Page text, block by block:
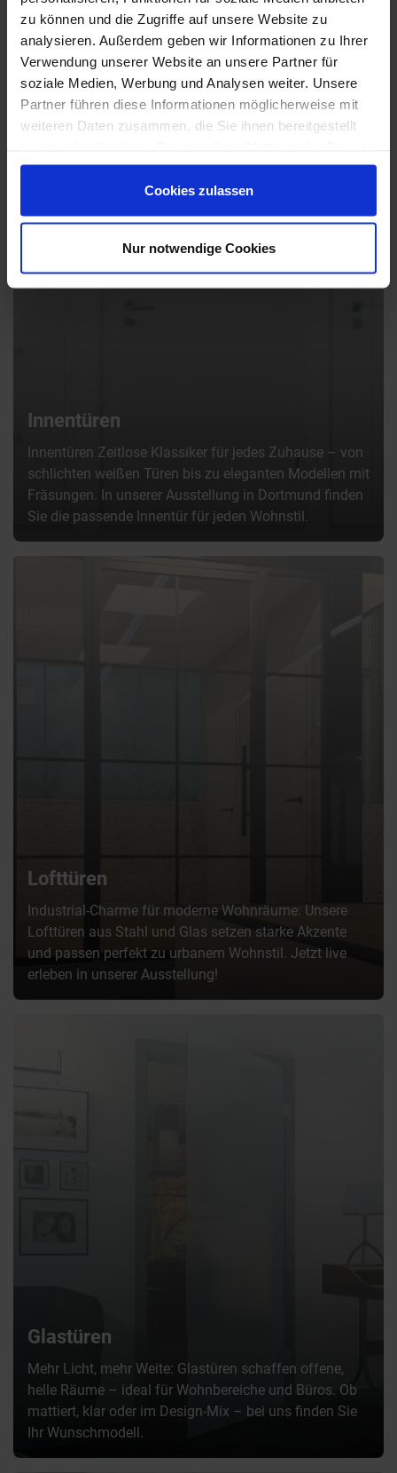
zu können und die Zugriffe auf unsere Website zu
analysieren. Außerdem geben wir Informationen zu Ihrer
Verwendung unserer Website an unsere Partner für
soziale Medien, Werbung und Analysen weiter. Unsere
Partner führen diese Informationen möglicherweise mit
weiteren Daten zusammen, die Sie ihnen bereitgestellt
gesammelt haben.
Cookies zulassen
Nur notwendige Cookies
Innentüren
Innentüren Zeitlose Klassiker für jedes Zuhause – von
schlichten weißen Türen bis zu eleganten Modellen mit
Fräsungen. In unserer Ausstellung in Dortmund finden
Sie die passende Innentür für jeden Wohnstil.
Lofttüren
Industrial-Charme für moderne Wohnräume: Unsere
Lofttüren aus Stahl und Glas setzen starke Akzente
und passen perfekt zu urbanem Wohnstil. Jetzt live
erleben in unserer Ausstellung!
Glastüren
Mehr Licht, mehr Weite: Glastüren schaffen offene,
helle Räume – ideal für Wohnbereiche und Büros. Ob
mattiert, klar oder im Design-Mix – bei uns finden Sie
Ihr Wunschmodell.